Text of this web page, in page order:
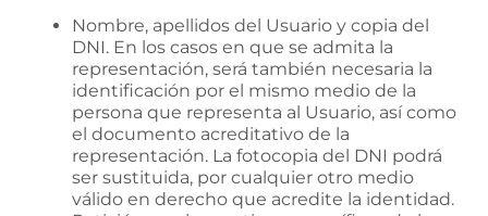
Nombre, apellidos del Usuario y copia del
DNI. En los casos en que se admita la
representación, será también necesaria la
identificación por el mismo medio de la
persona que representa al Usuario, así como
el documento acreditativo de la
representación. La fotocopia del DNI podrá
ser sustituida, por cualquier otro medio
válido en derecho que acredite la identidad.